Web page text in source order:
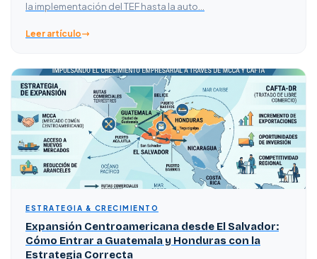
la implementación del TEF hasta la auto…
Leer artículo
ESTRATEGIA & CRECIMIENTO
Expansión Centroamericana desde El Salvador:
Cómo Entrar a Guatemala y Honduras con la
Estrategia Correcta